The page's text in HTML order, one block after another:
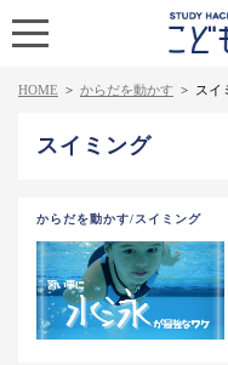
HOME > からだを動かす > スイ
スイミング
からだを動かす/スイミング